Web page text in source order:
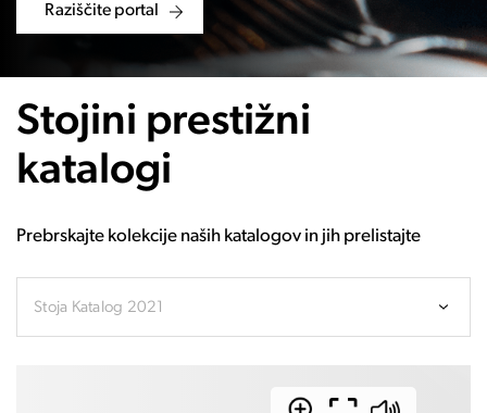
Raziščite portal
Stojini prestižni
katalogi
Prebrskajte kolekcije naših katalogov in jih prelistajte
Stoja Katalog 2021